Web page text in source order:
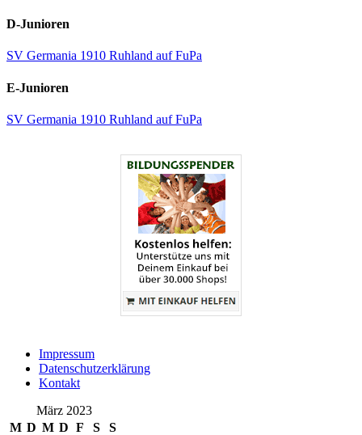
D-Junioren
SV Germania 1910 Ruhland auf FuPa
E-Junioren
SV Germania 1910 Ruhland auf FuPa
Impressum
Datenschutzerklärung
Kontakt
März 2023
M D M D F S
S